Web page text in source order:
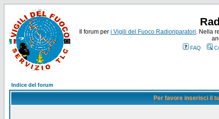
Il forum per i Vigili del Fuoco Radioriparatori. Nella
FAQ
Indice del forum
Per favore inserisci il